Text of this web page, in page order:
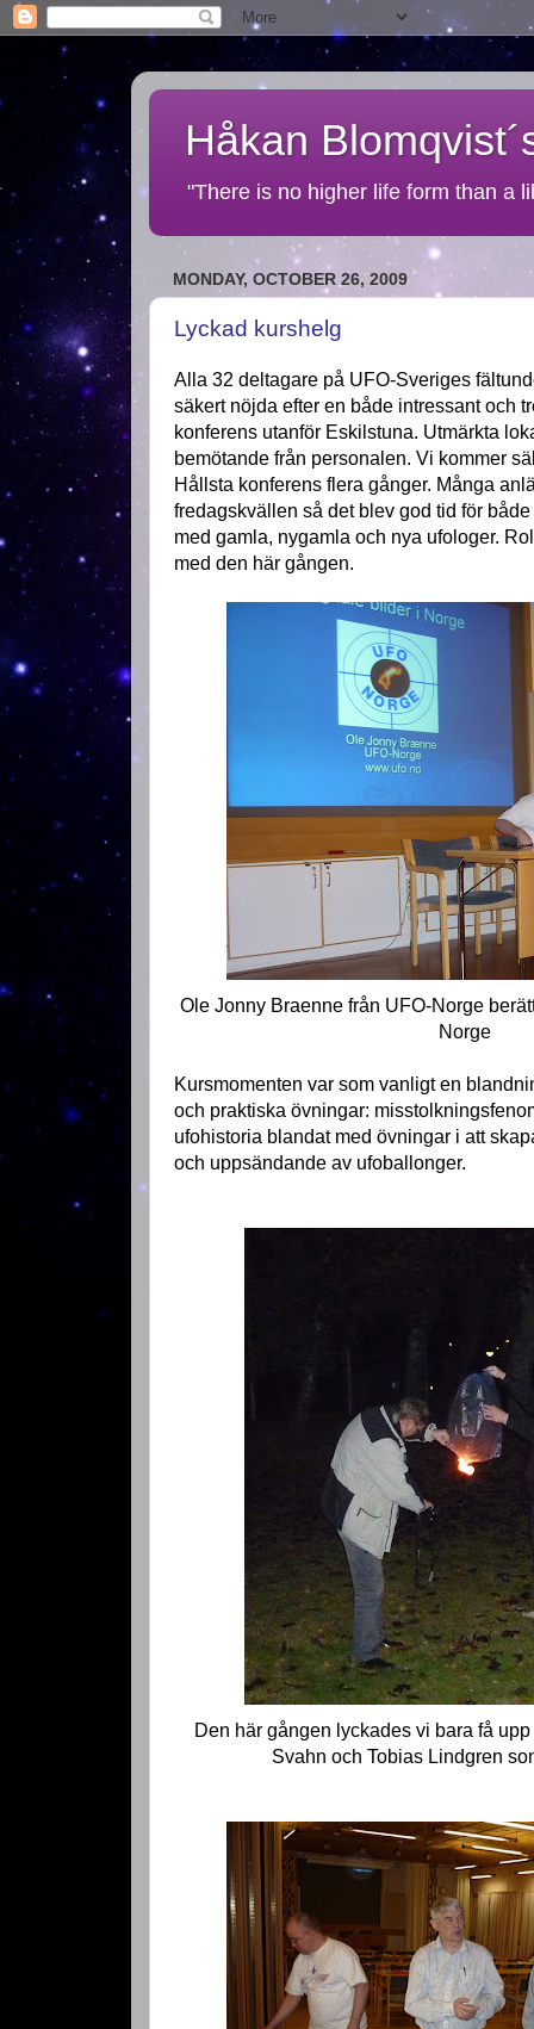
Håkan
"There is no higher life form than a
MONDAY, OCTOBER 26, 2009
Lyckad kurshelg
Alla 32 deltagare på UFO-Sveriges
säkert nöjda efter en både intressant och
konferens utanför Eskilstuna. Utmärkta
bemötande från personalen. Vi kommer
Hållsta konferens flera gånger. Många
fredagskvällen så det blev god tid för
med gamla, nygamla och nya ufologer.
med den här gången.
Ole Jonny Braenne från UFO-Norge
Norge
Kursmomenten var som vanligt en
och praktiska övningar:
ufohistoria blandat med övningar i att
och uppsändande av ufoballonger.
Den här gången lyckades vi bara få
Svahn och Tobias Lindgren